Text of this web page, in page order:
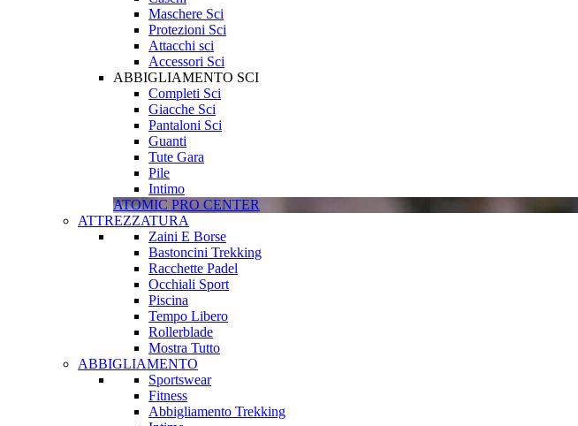
Maschere Sci
Protezioni Sci
Attacchi sci
Accessori Sci
ABBIGLIAMENTO SCI
Completi Sci
Giacche Sci
Pantaloni Sci
Guanti
Tute Gara
Pile
Intimo
ATOMIC PRO CENTER
ATTREZZATURA
Zaini E Borse
Bastoncini Trekking
Racchette Padel
Occhiali Sport
Piscina
Tempo Libero
Rollerblade
Mostra Tutto
ABBIGLIAMENTO
Sportswear
Fitness
Abbigliamento Trekking